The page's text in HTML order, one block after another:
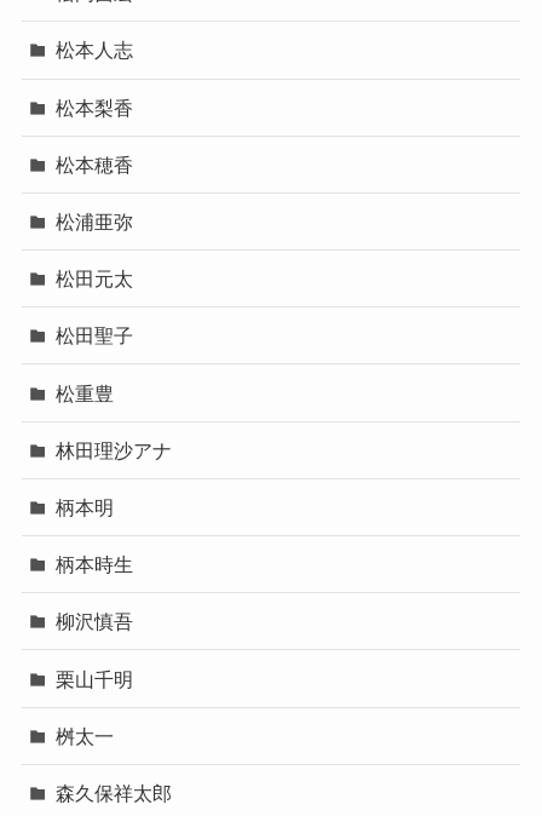
松本人志
松本梨香
松本穂香
松浦亜弥
松田元太
松田聖子
松重豊
林田理沙アナ
柄本明
柄本時生
柳沢慎吾
栗山千明
桝太一
森久保祥太郎